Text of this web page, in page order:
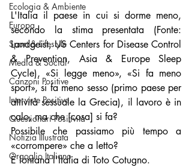
Ecologia & Ambiente
Europa
Sport & Lifestyle
Media & Social
Canzoni Positive
Interviste Positive
Questionari Positività
Notizia Illustrata
Orgoglio Italiano
L'Italia il paese in cui si dorme meno,
secondo la stima presentata (Fonte:
Landgeist, US Centers for Disease Control
& Prevention, Asia & Europe Sleep
Cycle), «Si legge meno», «Si fa meno
sport», si fa meno sesso (primo paese per
attività sessuale la Grecia), il lavoro è in
calo, ma che [cosa] si fa?
Possibile che passiamo più tempo a
«corrompere» che a letto?
È lontana l'Italia di Toto Cotugno.